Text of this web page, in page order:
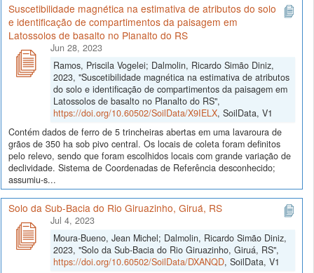
Suscetibilidade magnética na estimativa de atributos do solo
e identificação de compartimentos da paisagem em
Latossolos de basalto no Planalto do RS
Jun 28, 2023
Ramos, Priscila Vogelei; Dalmolin, Ricardo Simão Diniz,
2023, "Suscetibilidade magnética na estimativa de atributos
do solo e identificação de compartimentos da paisagem em
Latossolos de basalto no Planalto do RS",
https://doi.org/10.60502/SoilData/X9IELX, SoilData, V1
Contém dados de ferro de 5 trincheiras abertas em uma lavaroura de
grãos de 350 ha sob pivo central. Os locais de coleta foram definitos
pelo relevo, sendo que foram escolhidos locais com grande variação de
declividade. Sistema de Coordenadas de Referência desconhecido;
assumiu-s...
Solo da Sub-Bacia do Rio Giruazinho, Giruá, RS
Jul 4, 2023
Moura-Bueno, Jean Michel; Dalmolin, Ricardo Simão Diniz,
2023, "Solo da Sub-Bacia do Rio Giruazinho, Giruá, RS",
https://doi.org/10.60502/SoilData/DXANQD, SoilData, V1